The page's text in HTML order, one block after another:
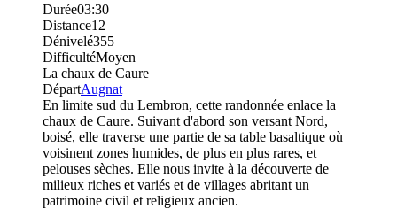
Durée03:30
Distance12
Dénivelé355
DifficultéMoyen
La chaux de Caure
DépartAugnat
En limite sud du Lembron, cette randonnée enlace la
chaux de Caure. Suivant d'abord son versant Nord,
boisé, elle traverse une partie de sa table basaltique où
voisinent zones humides, de plus en plus rares, et
pelouses sèches. Elle nous invite à la découverte de
milieux riches et variés et de villages abritant un
patrimoine civil et religieux ancien.